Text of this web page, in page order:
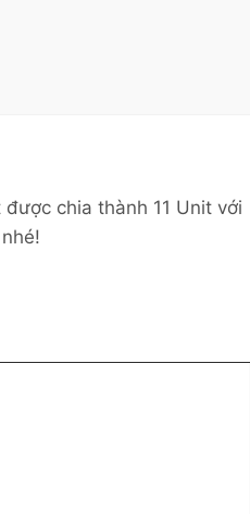
chia thành 11 Unit với